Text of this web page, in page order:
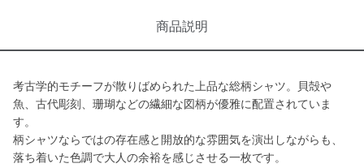
商品説明
考古学的モチーフが散りばめられた上品な総柄シャツ。貝殻や
魚、古代彫刻、珊瑚などの繊細な図柄が優雅に配置されていま
す。
柄シャツならではの存在感と開放的な雰囲気を演出しながらも、
落ち着いた色調で大人の余裕を感じさせる一枚です。